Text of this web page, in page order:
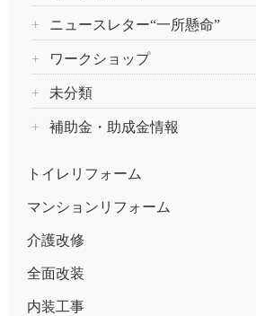
ニュースレター“一所懸命”
ワークショップ
未分類
補助金・助成金情報
トイレリフォーム
マンションリフォーム
介護改修
全面改装
内装工事